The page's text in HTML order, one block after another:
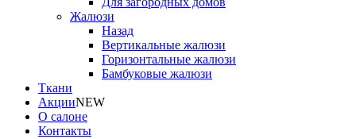
Жалюзи
Назад
Вертикальные жалюзи
Горизонтальные жалюзи
Бамбуковые жалюзи
Ткани
АкцииNEW
О салоне
Контакты